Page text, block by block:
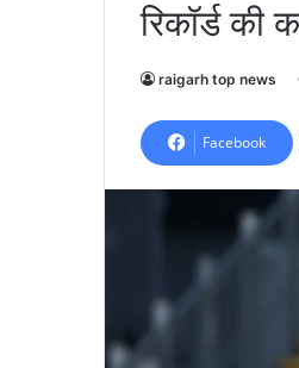
रिकॉर्ड की
raigarh top news
Facebook